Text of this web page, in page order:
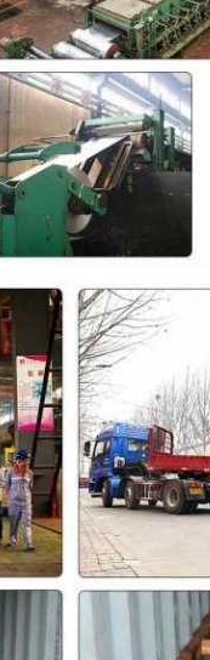
प्रस्तुत